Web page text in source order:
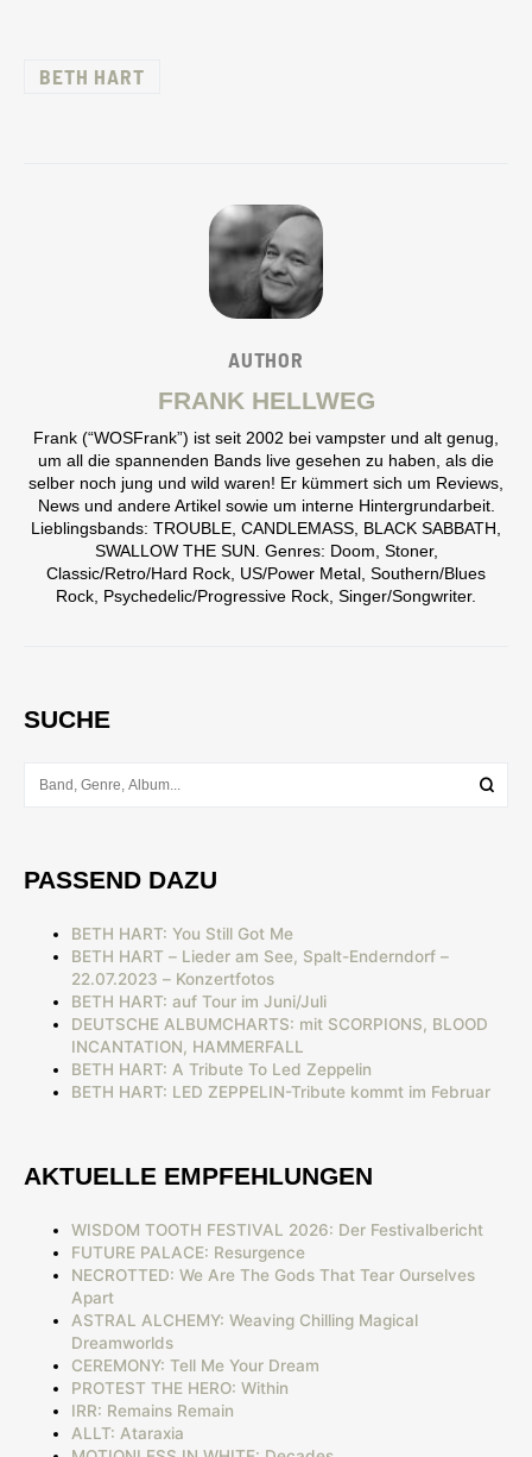
BETH HART
AUTHOR
FRANK HELLWEG
Frank (“WOSFrank”) ist seit 2002 bei vampster und alt genug,
um all die spannenden Bands live gesehen zu haben, als die
selber noch jung und wild waren! Er kümmert sich um Reviews,
News und andere Artikel sowie um interne Hintergrundarbeit.
Lieblingsbands: TROUBLE, CANDLEMASS, BLACK SABBATH,
SWALLOW THE SUN. Genres: Doom, Stoner,
Classic/Retro/Hard Rock, US/Power Metal, Southern/Blues
Rock, Psychedelic/Progressive Rock, Singer/Songwriter.
SUCHE
PASSEND DAZU
BETH HART: You Still Got Me
BETH HART – Lieder am See, Spalt-Enderndorf –
22.07.2023 – Konzertfotos
BETH HART: auf Tour im Juni/Juli
DEUTSCHE ALBUMCHARTS: mit SCORPIONS, BLOOD
INCANTATION, HAMMERFALL
BETH HART: A Tribute To Led Zeppelin
BETH HART: LED ZEPPELIN-Tribute kommt im Februar
AKTUELLE EMPFEHLUNGEN
WISDOM TOOTH FESTIVAL 2026: Der Festivalbericht
FUTURE PALACE: Resurgence
NECROTTED: We Are The Gods That Tear Ourselves
Apart
ASTRAL ALCHEMY: Weaving Chilling Magical
Dreamworlds
CEREMONY: Tell Me Your Dream
PROTEST THE HERO: Within
IRR: Remains Remain
ALLT: Ataraxia